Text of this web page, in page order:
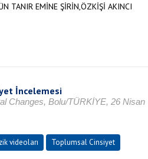
TANIR EMİNE ŞİRİN,ÖZKİŞİ AKINCI
İncelemesi
Changes, Bolu/TÜRKİYE, 26 Nisan
videoları Toplumsal Cinsiyet